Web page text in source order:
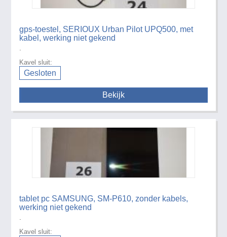
gps-toestel, SERIOUX Urban Pilot UPQ500, met
kabel, werking niet gekend
Kavel sluit:
Gesloten
Bekijk
tablet pc SAMSUNG, SM-P610, zonder kabels,
werking niet gekend
Kavel sluit: